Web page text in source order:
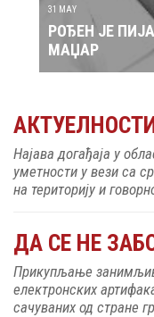
31 MAY
РОЂЕН ЈЕ
МАЏАР
Најава догађаја у
уметности у вези са
на територију и
ДА СЕ НЕ
Прикупљање
електронских
сачуваних од стране